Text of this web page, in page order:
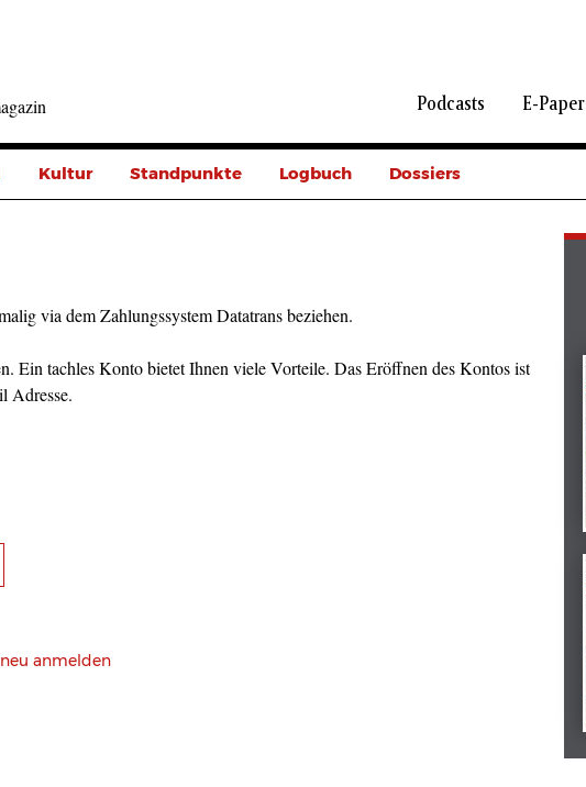
Podcasts E-Paper
Kultur Standpunkte Logbuch Dossiers
via dem Zahlungssystem Datatrans beziehen.
Ein tachles Konto bietet Ihnen viele Vorteile. Das Eröffnen des Kontos ist
Adresse.
anmelden